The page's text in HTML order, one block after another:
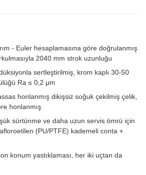
- Euler hesaplamasına göre doğrulanmış
2040 mm strok uzunluğu
sertleştirilmiş, krom kaplı 30-50
Ra ≤ 0,2 μm
honlanmış dikişsiz soğuk çekilmiş çelik,
honlanmış
sürtünme ve daha uzun servis ömrü için
(PU/PTFE) kademeli conta +
konum yastıklaması, her iki uçtan da